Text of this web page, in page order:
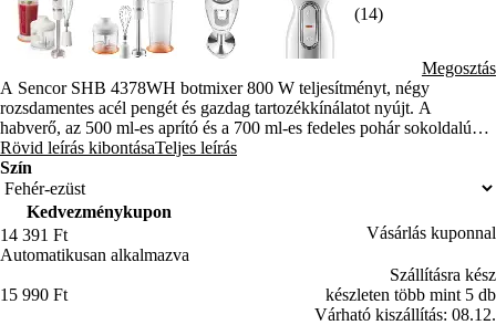
(14)
Megosztás
A Sencor SHB 4378WH botmixer 800 W teljesítményt, négy
rozsdamentes acél pengét és gazdag tartozékkínálatot nyújt. A
habverő, az 500 ml-es aprító és a 700 ml-es fedeles pohár sokoldalú
segítőtárssá teszik minden konyhában.
Rövid leírás kibontásaTeljes leírás
Szín
Kedvezménykupon
14 391 Ft
Automatikusan alkalmazva
Vásárlás kuponnal
15 990 Ft
Szállításra kész
készleten több mint 5 db
Várható kiszállítás: 08.12.